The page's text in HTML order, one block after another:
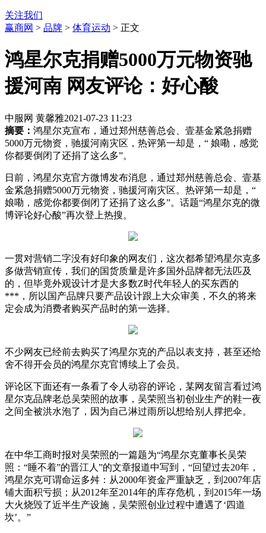
关注我们
赢商网 > 品牌 > 体育运动 > 正文
鸿星尔克捐赠5000万元物资驰
援河南 网友评论：好心酸
中服网 黄馨雅2021-07-23 11:23
摘要： 鸿星尔克宣布，通过郑州慈善总会、壹基金紧急捐赠
5000万元物资，驰援河南灾区，热评第一却是，“ 娘嘞，感觉
你都要倒闭了还捐了这么多”。
日前，鸿星尔克官方微博发布消息，通过郑州慈善总会、壹基
金紧急捐赠5000万元物资，驰援河南灾区。热评第一却是，“
娘嘞，感觉你都要倒闭了还捐了这么多”。话题“鸿星尔克的微
博评论好心酸”再次登上热搜。
一贯对营销二字没有好印象的网友们，这次都希望鸿星尔克多
多做营销宣传，我们的国货质量是许多国外品牌都无法匹及
的，但毕竟外观设计才是大多数Z时代年轻人的买东西的
***，所以国产品牌只要产品设计跟上大众审美，不久的将来
定会成为消费者购买产品时的第一选择。
不少网友已经前去购买了鸿星尔克的产品以表支持，甚至还给
舍不得开会员的鸿星尔克官博续上了会员。
评论区下面还有一条看了令人动容的评论，某网友留言看过鸿
星尔克品牌老总吴荣照的故事，吴荣照当初创业生产的鞋一夜
之间全被洪水泡了，因为自己淋过雨所以想给别人撑把伞。
在中华工商时报对吴荣照的一篇题为“鸿星尔克董事长吴荣
照：“睡不着”的晋江人”的文章报道中写到，“回望过去20年，
鸿星尔克可谓命运多舛：从2000年资金严重缺乏，到2007年店
铺大面积亏损；从2012年至2014年的库存危机，到2015年一场
大火烧毁了近半生产设施，吴荣照创业过程中遭遇了‘四道
坎’。”